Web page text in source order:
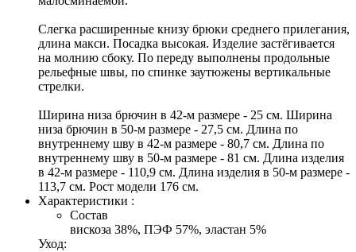
Слегка расширенные книзу брюки среднего прилегания,
длина макси. Посадка высокая. Изделие застёгивается
на молнию сбоку. По переду выполнены продольные
рельефные швы, по спинке заутюжены вертикальные
стрелки.
Ширина низа брючин в 42-м размере - 25 см. Ширина
низа брючин в 50-м размере - 27,5 см. Длина по
внутреннему шву в 42-м размере - 80,7 см. Длина по
внутреннему шву в 50-м размере - 81 см. Длина изделия
в 42-м размере - 110,9 см. Длина изделия в 50-м размере -
113,7 см. Рост модели 176 см.
Характеристики :
Состав
вискоза 38%, ПЭФ 57%, эластан 5%
Уход: